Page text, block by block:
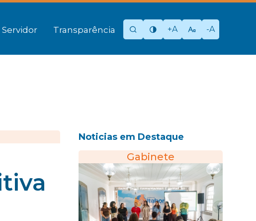
Servidor Transparência +A -A
Noticias em Destaque
Gabinete